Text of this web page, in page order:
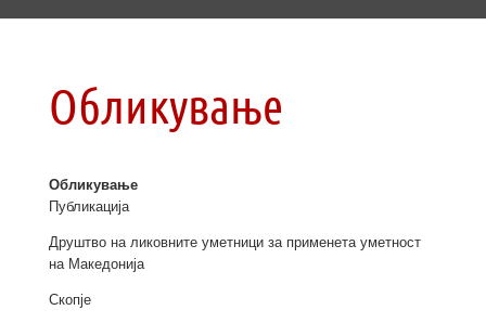
Обликување
Обликување
Публикација
Друштво на ликовните уметници за применета уметност
на Македонија
Скопје